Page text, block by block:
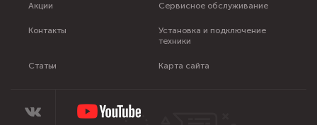
Акции Сервисное обслуживание
Контакты
Установка и подключение
техники
Статьи Карта сайта